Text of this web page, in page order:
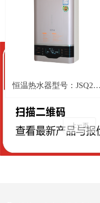
恒温热水器型号：JSQ24-
上一页